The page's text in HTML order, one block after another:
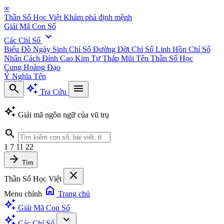
∞
Thần Số Học Việt Khám phá định mệnh
Giải Mã Con Số
Các Chỉ Số expand_more
Biểu Đồ Ngày Sinh Chỉ Số Đường Đời Chỉ Số Linh Hồn Chỉ Số
Nhân Cách Đỉnh Cao Kim Tự Tháp Mũi Tên Thần Số Học
Cung Hoàng Đạo
Ý Nghĩa Tên
search auto_awesome Tra Cứu
menu
auto_awesome Giải mã ngôn ngữ của vũ trụ
search
1 7 11 22
arrow_forward Tìm
Thần Số Học Việt close
Menu chính home Trang chủ
auto_awesome Giải Mã Con Số
auto_awesome
expand_more